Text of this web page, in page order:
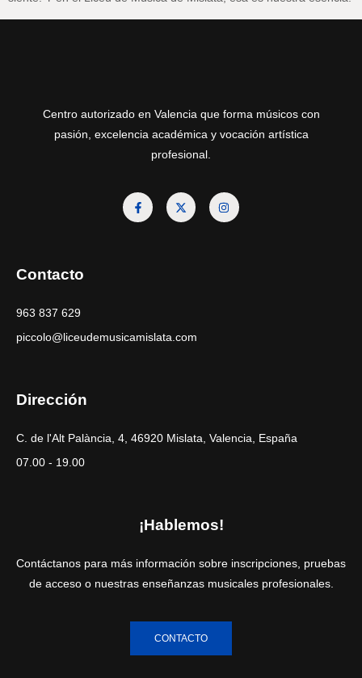
Centro autorizado en Valencia que forma músicos con
pasión, excelencia académica y vocación artística
profesional.
Contacto
963 837 629
piccolo@liceudemusicamislata.com
Dirección
C. de l'Alt Palància, 4, 46920 Mislata, Valencia, España
07.00 - 19.00
¡Hablemos!
Contáctanos para más información sobre inscripciones, pruebas
de acceso o nuestras enseñanzas musicales profesionales.
CONTACTO